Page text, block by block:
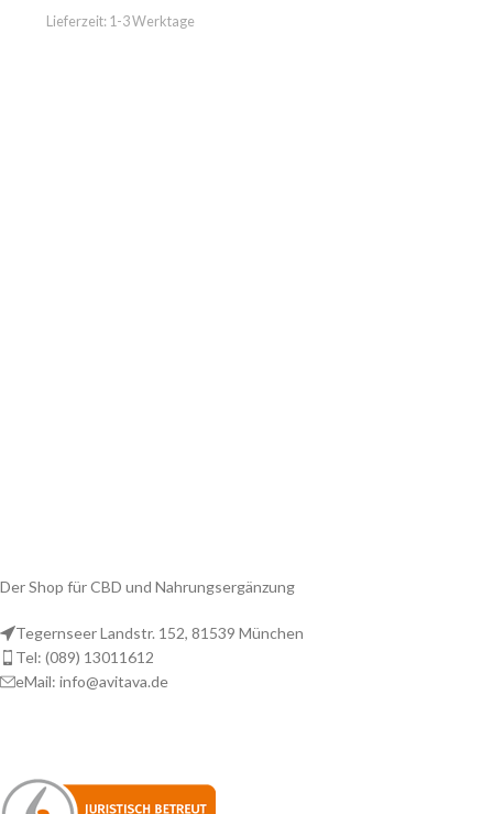
Lieferzeit: 1-3 Werktage
Der Shop für CBD und Nahrungsergänzung
Tegernseer Landstr. 152, 81539 München
Tel: (089) 13011612
eMail: info@avitava.de